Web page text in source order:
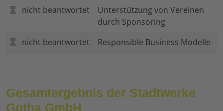
nicht beantwortet
Unterstützung von Vereinen
durch Sponsoring
nicht beantwortet
Responsible Business Modelle
Gesamtergebnis der Stadtwerke
Gotha GmbH